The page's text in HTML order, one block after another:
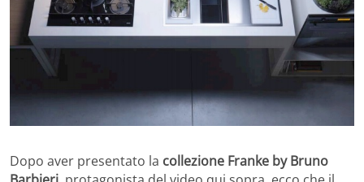
Dopo aver presentato la collezione Franke by Bruno